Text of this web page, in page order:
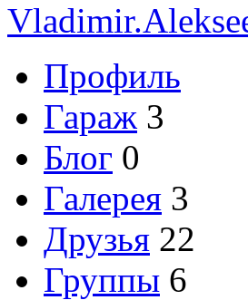
Профиль
Гараж 3
Блог 0
Галерея 3
Друзья 22
Группы 6